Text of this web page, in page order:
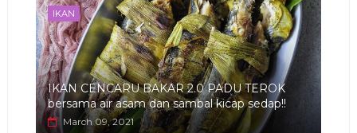
IKAN
IKAN CENCARU BAKAR 2.0 PADU TEROK
bersama air asam dan sambal kicap sedap!!
March 09, 2021